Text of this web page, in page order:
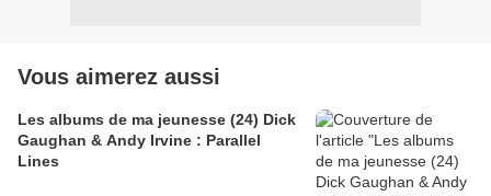
Vous aimerez aussi
Les albums de ma jeunesse (24) Dick
Gaughan & Andy Irvine : Parallel
Lines